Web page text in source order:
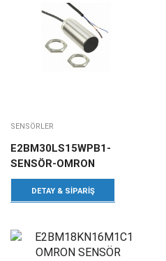
SENSÖRLER
E2BM30LS15WPB1-
SENSÖR-OMRON
DETAY & SIPARIŞ